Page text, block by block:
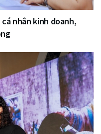
nhân kinh doanh,